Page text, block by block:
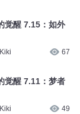
觉醒 7.15：如外
67
觉醒 7.11：梦者
49